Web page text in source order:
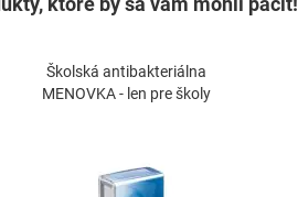
Školská antibakteriálna
MENOVKA - len pre školy